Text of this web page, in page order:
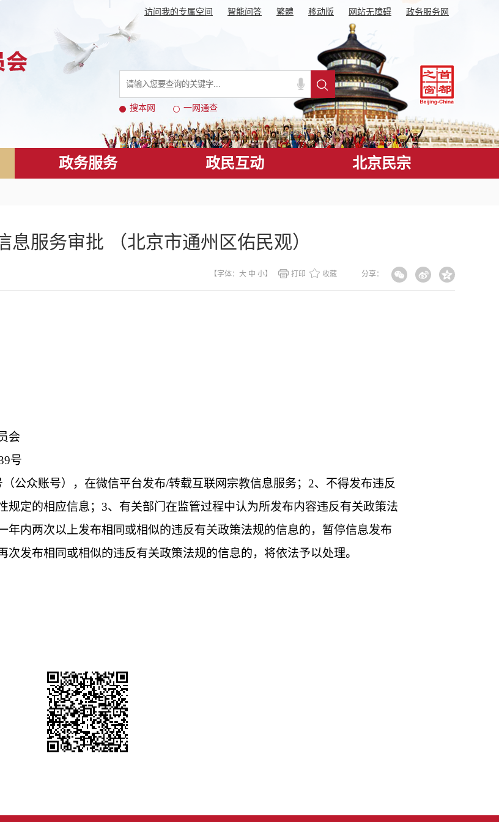
访问我的专属空间 智能问答 繁體 移动版 网站无障碍 政务服务网
搜本网 一网通查
政务服务 政民互动 北京民宗
息服务审批 （北京市通州区佑民观）
分享：
【字体： 大 中 小】 打印 收藏
会
号
公众账号），在微信平台发布/转载互联网宗教信息服务；2、不得发布违反
规定的相应信息；3、有关部门在监管过程中认为所发布内容违反有关政策法
年内两次以上发布相同或相似的违反有关政策法规的信息的，暂停信息发布
发布相同或相似的违反有关政策法规的信息的，将依法予以处理。